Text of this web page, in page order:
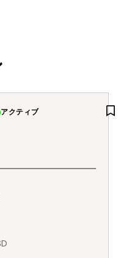
アクティブ